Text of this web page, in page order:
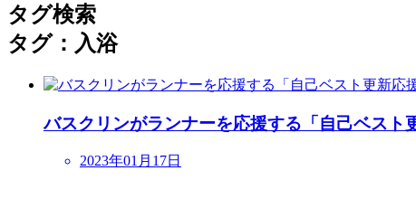
タグ検索
タグ：入浴
バスクリンがランナーを応援する「自己ベスト
2023年01月17日